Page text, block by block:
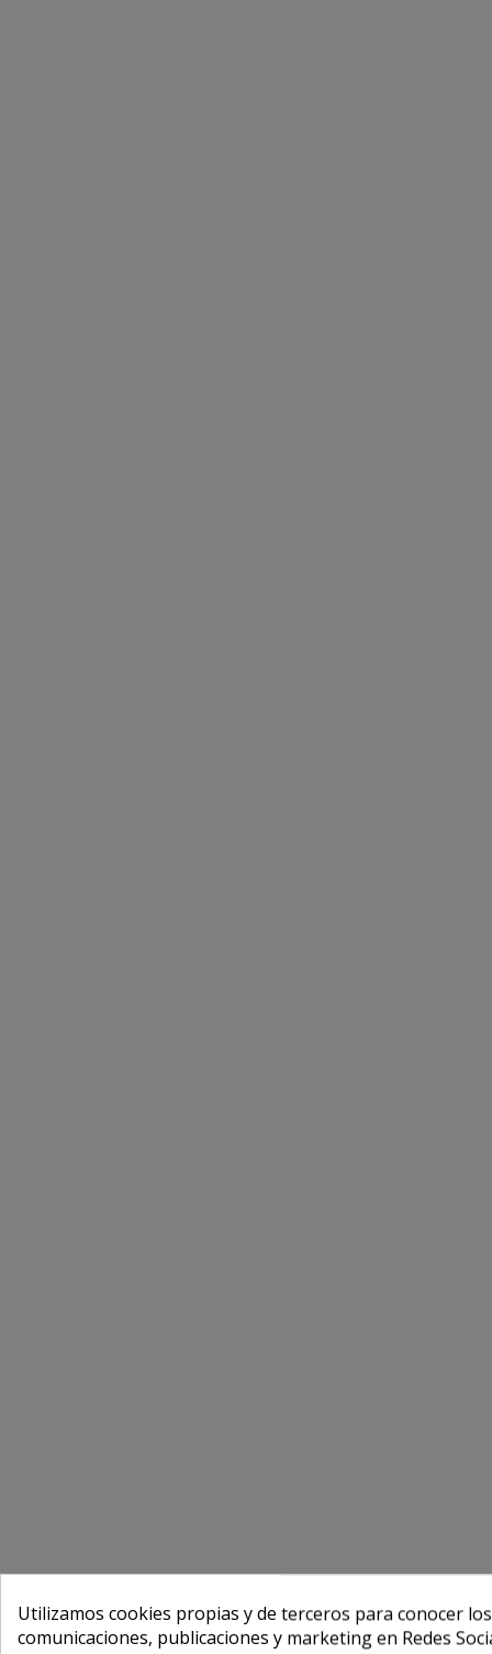
Utilizamos cookies propias y de terceros para conocer
comunicaciones, publicaciones y marketing en Redes